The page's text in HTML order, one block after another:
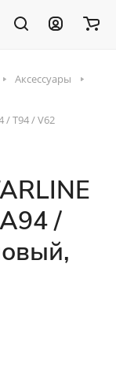
Аксессуары
/ T94 / V62
/